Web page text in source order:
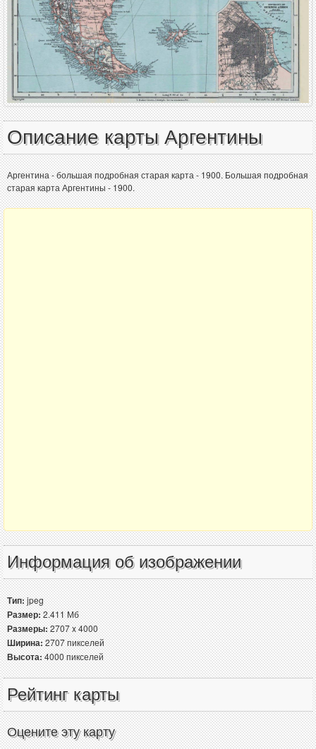
Описание карты Аргентины
Аргентина - большая подробная старая карта - 1900. Большая подробная
старая карта Аргентины - 1900.
Информация об изображении
Тип:jpeg
Размер:2.411 Мб
Размеры:2707 x 4000
Ширина:2707 пикселей
Высота:4000 пикселей
Рейтинг карты
Оцените эту карту